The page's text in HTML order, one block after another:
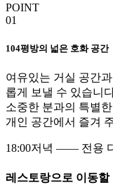
POINT
01
104평방의 넓은 호화 공간
여유있는 거실 공간
롭게 보낼 수 있습니
소중한 분과의 특별
개인 공간에서 즐겨
18:00저녁 —— 전용
레스토랑으로 이동